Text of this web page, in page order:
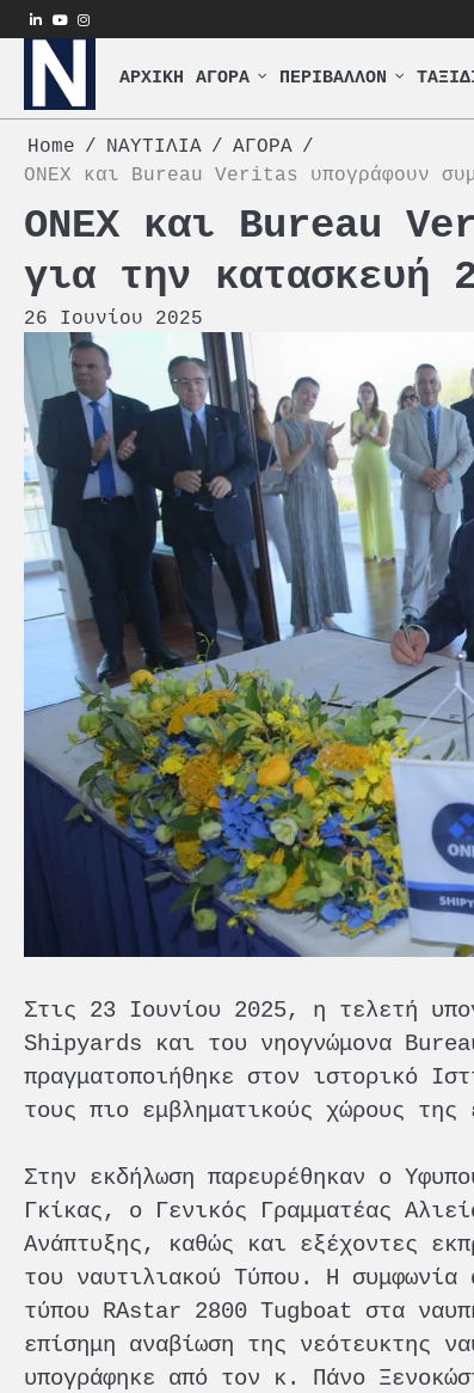
Skip
to
content
linkedin
youtube
instagram
ΑΡΧΙΚΗ ΑΓΟΡΑ ΠΕΡΙΒΑΛΛΟΝ
Home ΝΑΥΤΙΛΙΑ
ΑΓΟΡΑ
ONEX και Bureau Veritas υπογράφουν
ONEX και Bureau
για την κατασκευή
26 Ιουνίου 2025
Στις 23 Ιουνίου 2025, η τελετή
Shipyards και του νηογνώμονα
πραγματοποιήθηκε στον ιστορικό
τους πιο εμβληματικούς χώρους της
Στην εκδήλωση παρευρέθηκαν ο
Γκίκας, ο Γενικός Γραμματέας
Ανάπτυξης, καθώς και εξέχοντες
του ναυτιλιακού Τύπου. Η συμφωνία
τύπου RAstar 2800 Tugboat στα
επίσημη αναβίωση της νεότευκτης
υπογράφηκε από τον κ. Πάνο